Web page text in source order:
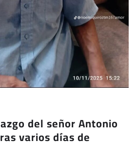
del señor Antonio
varios días de